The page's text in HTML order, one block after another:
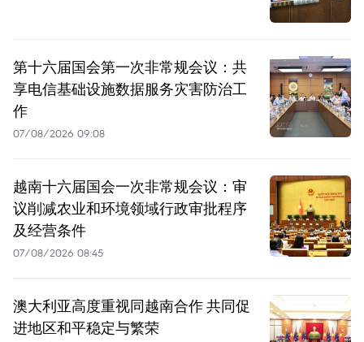
第十六届国会第一次非常规会议：共
享电信基础设施数据服务灾害防治工
作
07/08/2026 09:08
越南十六届国会一次非常规会议：审
议削减农业和环境领域行政审批程序
及经营条件
07/08/2026 08:45
澳大利亚高度重视同越南合作 共同促
进地区和平稳定与繁荣